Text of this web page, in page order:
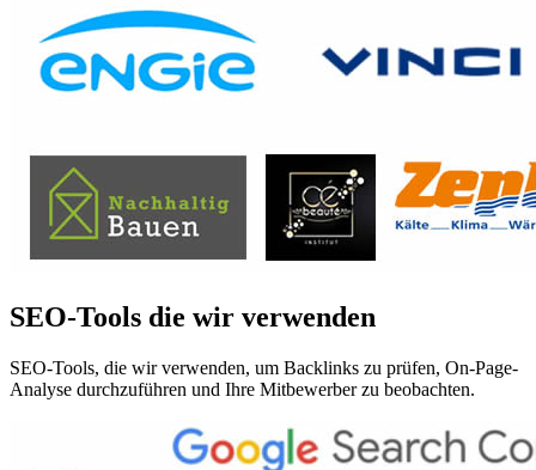
SEO-Tools die wir verwenden
SEO-Tools, die wir verwenden, um Backlinks zu prüfen, On-Page-
Analyse durchzuführen und Ihre Mitbewerber zu beobachten.